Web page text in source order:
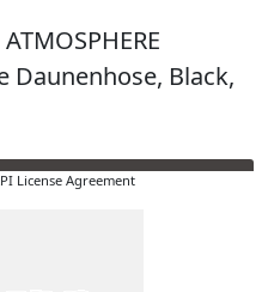
Daunenhose, Black,
License Agreement